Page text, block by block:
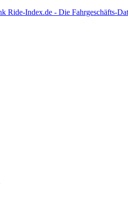
Ride-Index.de - Die Fahrgeschäfts-